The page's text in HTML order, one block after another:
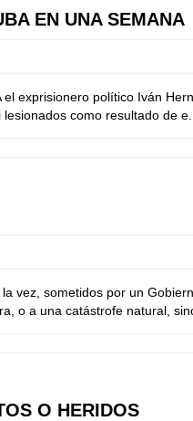
EN UNA SEMANA
exprisionero político Iván
como resultado de e...
vez, sometidos por un
o a una catástrofe natural, sino
O HERIDOS